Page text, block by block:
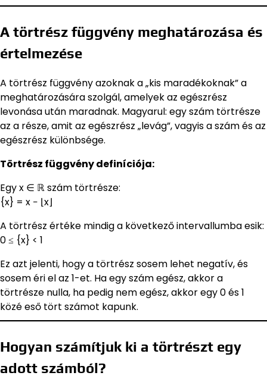
A törtrész függvény meghatározása és
értelmezése
A törtrész függvény azoknak a „kis maradékoknak” a
meghatározására szolgál, amelyek az egészrész
levonása után maradnak. Magyarul: egy szám törtrésze
az a része, amit az egészrész „levág”, vagyis a szám és az
egészrész különbsége.
Törtrész függvény definíciója:
Egy x ∈ ℝ szám törtrésze:
{x} = x − ⌊x⌋
A törtrész értéke mindig a következő intervallumba esik:
0 ≤ {x} < 1
Ez azt jelenti, hogy a törtrész sosem lehet negatív, és
sosem éri el az 1-et. Ha egy szám egész, akkor a
törtrésze nulla, ha pedig nem egész, akkor egy 0 és 1
közé eső tört számot kapunk.
Hogyan számítjuk ki a törtrészt egy
adott számból?